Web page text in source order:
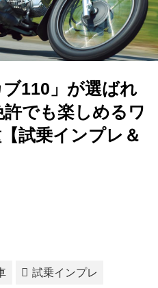
110」が選ばれ
でも楽しめるワ
試乗インプレ＆
試乗インプレ